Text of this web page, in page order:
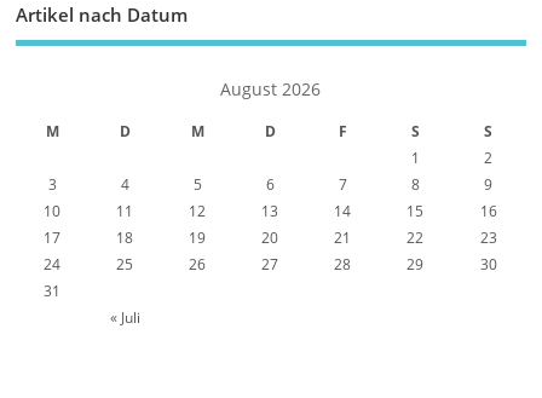
Artikel nach Datum
August 2026
M D M D F S S
« Juli
1
2
3
4 5 6 7 8
9
10
11 12 13 14 15
16
17
18 19 20 21 22
23
24
25 26 27 28 29
30
31